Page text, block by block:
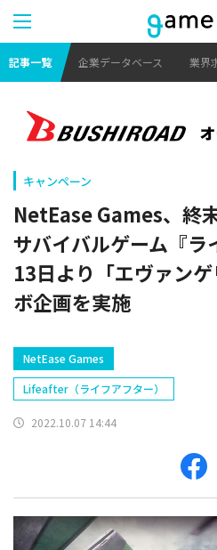
記事一覧 企業データベース 業界
キャンペーン
NetEase Games、終
サバイバルゲーム『ラ
13日より「エヴァン
ボ企画を実施
NetEase Games
Lifeafter（ライフアフター）
2022.10.07 14:44